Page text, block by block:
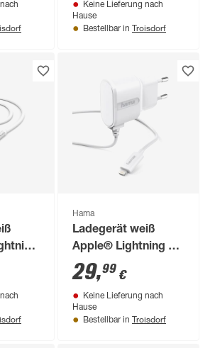
Keine Lieferung nach
Hause
Bestellbar in Troisdorf
Hama
Ladegerät weiß
Apple® Lightning 1
m
29,99 €
Keine Lieferung nach
Hause
Bestellbar in Troisdorf